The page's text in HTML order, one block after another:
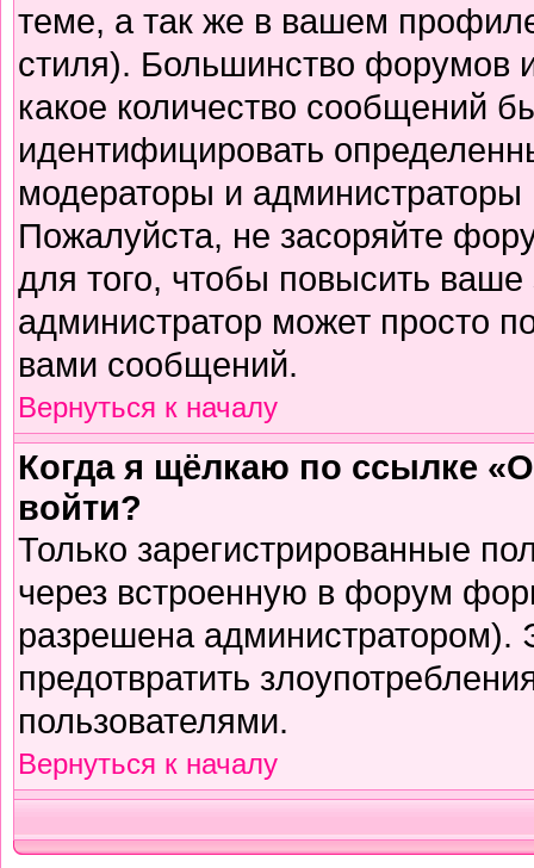
теме, а так же в вашем
стиля). Большинство форумов
какое количество сообщений
идентифицировать
модераторы и
Пожалуйста, не засоряйте
для того, чтобы повысить
администратор может просто
вами сообщений.
Вернуться к началу
Когда я щёлкаю по ссылке
войти?
Только зарегистрированные
через встроенную в форум
разрешена администратором).
предотвратить
пользователями.
Вернуться к началу